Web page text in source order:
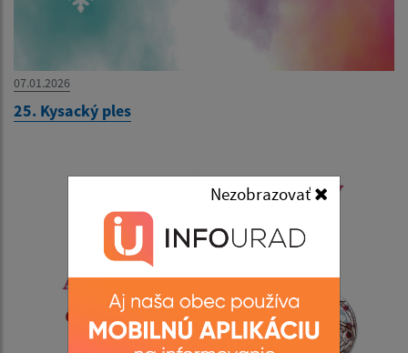
Nezobrazovať
07.01.2026
25. Kysacký ples